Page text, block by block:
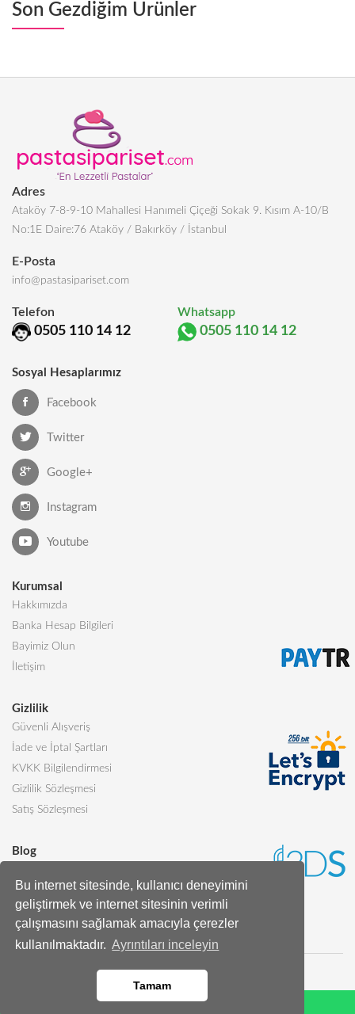
Bu internet sitesinde, kullanıcı deneyimini
geliştirmek ve internet sitesinin verimli
çalışmasını sağlamak amacıyla çerezler
kullanılmaktadır. Ayrıntıları inceleyin
Tamam
Son Gezdiğim Ürünler
Adres
Ataköy 7-8-9-10 Mahallesi Hanımeli Çiçeği Sokak 9. Kısım A-10/B
No:1E Daire:76 Ataköy / Bakırköy / İstanbul
E-Posta
info@pastasipariset.com
Telefon
0505 110 14 12
Whatsapp
0505 110 14 12
Sosyal Hesaplarımız
Facebook
Twitter
Google+
Instagram
Youtube
Kurumsal
Hakkımızda
Banka Hesap Bilgileri
Bayimiz Olun
İletişim
Gizlilik
Güvenli Alışveriş
İade ve İptal Şartları
KVKK Bilgilendirmesi
Gizlilik Sözleşmesi
Satış Sözleşmesi
Blog
Butik Pasta Nedir?
Tüm Blog Yazıları